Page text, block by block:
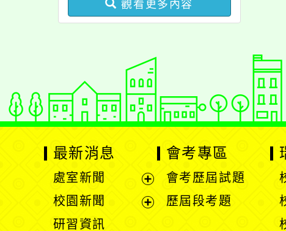
觀看更多內容
最新消息
處室新聞
展
校園新聞
研習資訊
會考專區
會考歷屆試題
歷屆段考題